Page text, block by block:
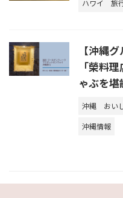
ハワイ 旅
【沖縄
「榮料
ゃぶを堪
沖縄 おい
沖縄情報